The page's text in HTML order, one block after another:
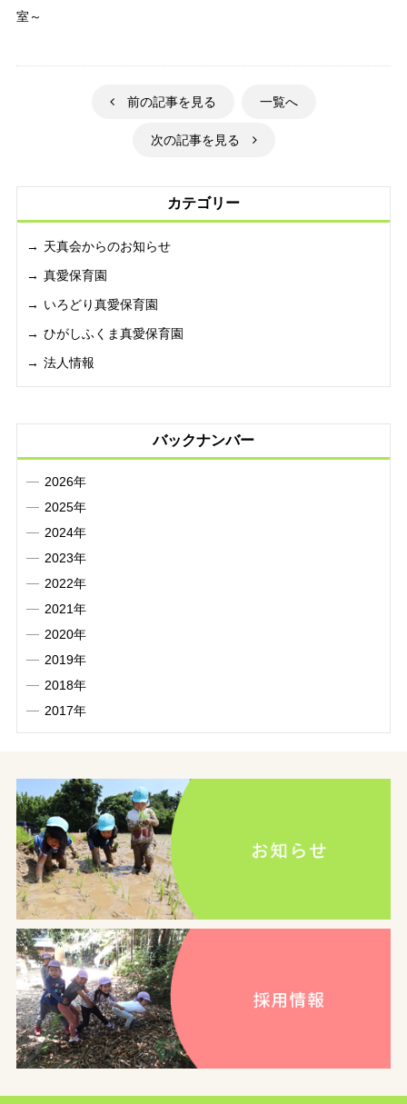
室～
前の記事を見る 一覧へ
次の記事を見る
カテゴリー
天真会からのお知らせ
真愛保育園
いろどり真愛保育園
ひがしふくま真愛保育園
法人情報
バックナンバー
2026年
2025年
2024年
2023年
2022年
2021年
2020年
2019年
2018年
2017年